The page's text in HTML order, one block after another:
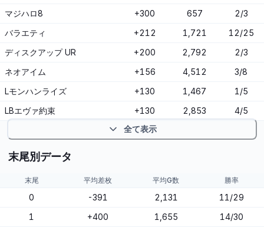
マジハロ8
+300 657
2/3
バラエティ
+212 1,721
12/25
ディスクアップ UR
+200 2,792
2/3
ネオアイム
+156 4,512
3/8
Lモンハンライズ
+130 1,467
1/5
LBエヴァ約束
+130 2,853 4/5
全て表示
末尾別データ
末尾 平均差枚 平均G数 勝率
0 -391 2,131
11/29
1
+400 1,655
14/30